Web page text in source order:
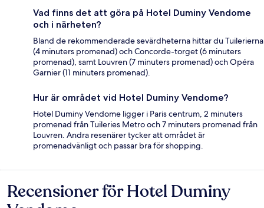
Vad finns det att göra på Hotel Duminy Vendome
och i närheten?
Bland de rekommenderade sevärdheterna hittar du Tuilerierna
(4 minuters promenad) och Concorde-torget (6 minuters
promenad), samt Louvren (7 minuters promenad) och Opéra
Garnier (11 minuters promenad).
Hur är området vid Hotel Duminy Vendome?
Hotel Duminy Vendome ligger i Paris centrum, 2 minuters
promenad från Tuileries Metro och 7 minuters promenad från
Louvren. Andra resenärer tycker att området är
promenadvänligt och passar bra för shopping.
Recensioner
Recensioner för Hotel Duminy